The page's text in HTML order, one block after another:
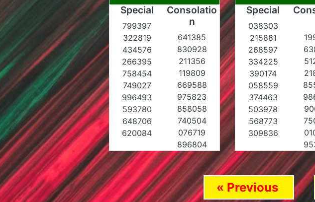
Special
799397
322819
434576
266395
758454
749027
996493
593780
648706
620084
Consolatio
n
641385
830928
211356
119809
669588
975823
858058
740504
076719
896804
Special
038303
215881
268597
334225
390174
058559
374463
503978
568773
309836
« Previous